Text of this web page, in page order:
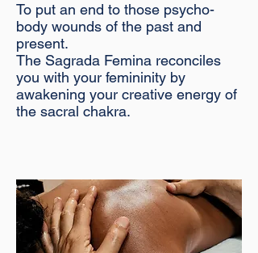
To put an end to those psycho-
body wounds of the past and
present.
The Sagrada Femina reconciles
you with your femininity by
awakening your creative energy of
the sacral chakra.